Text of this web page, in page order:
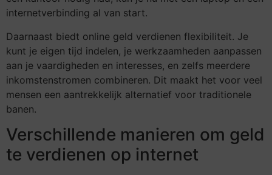
internetverbinding al van start.
Daarnaast biedt online geld verdienen flexibiliteit. Je
kunt je eigen tijd indelen, je werkzaamheden aanpassen
aan je vaardigheden en interesses, en zelfs meerdere
inkomstenstromen combineren. Dit maakt het voor veel
mensen een aantrekkelijk alternatief voor traditionele
banen.
Verschillende manieren om geld
te verdienen op internet